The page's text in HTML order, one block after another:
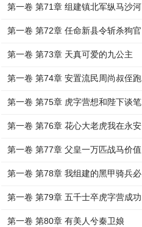
第一卷 第71章 组建镇北军纵马沙河
第一卷 第72章 任命新县令斩杀狗官
第一卷 第73章 天真可爱的九公主
第一卷 第74章 安置流民周尚叔侄跑
第一卷 第75章 虎字营想和陛下谈笔
第一卷 第76章 花心大老虎我在永安
第一卷 第77章 父皇一万匹战马价值
第一卷 第78章 我组建的黑甲骑兵必
第一卷 第79章 五千士卒虎字营成功
第一卷 第80章 有美人兮秦卫娘